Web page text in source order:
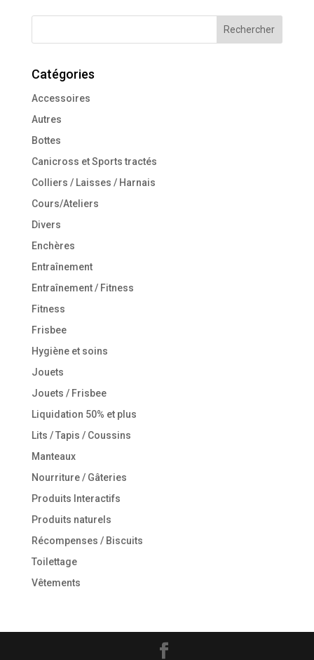
Catégories
Accessoires
Autres
Bottes
Canicross et Sports tractés
Colliers / Laisses / Harnais
Cours/Ateliers
Divers
Enchères
Entraînement
Entraînement / Fitness
Fitness
Frisbee
Hygiène et soins
Jouets
Jouets / Frisbee
Liquidation 50% et plus
Lits / Tapis / Coussins
Manteaux
Nourriture / Gâteries
Produits Interactifs
Produits naturels
Récompenses / Biscuits
Toilettage
Vêtements